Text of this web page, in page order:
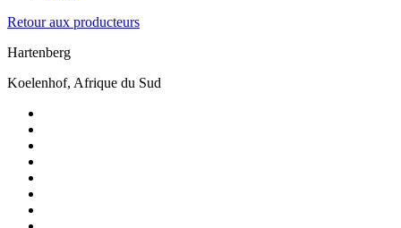
Retour aux producteurs
Hartenberg
Koelenhof, Afrique du Sud